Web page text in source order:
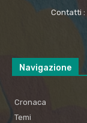
Contatti :
Navigazione
Cronaca
Temi